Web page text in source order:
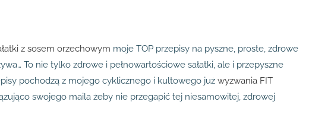
z sosem orzechowym moje TOP przepisy na pyszne, proste, zdrowe
To nie tylko zdrowe i pełnowartościowe sałatki, ale i przepyszne
pochodzą z mojego cyklicznego i kultowego już wyzwania FIT
swojego maila żeby nie przegapić tej niesamowitej, zdrowej